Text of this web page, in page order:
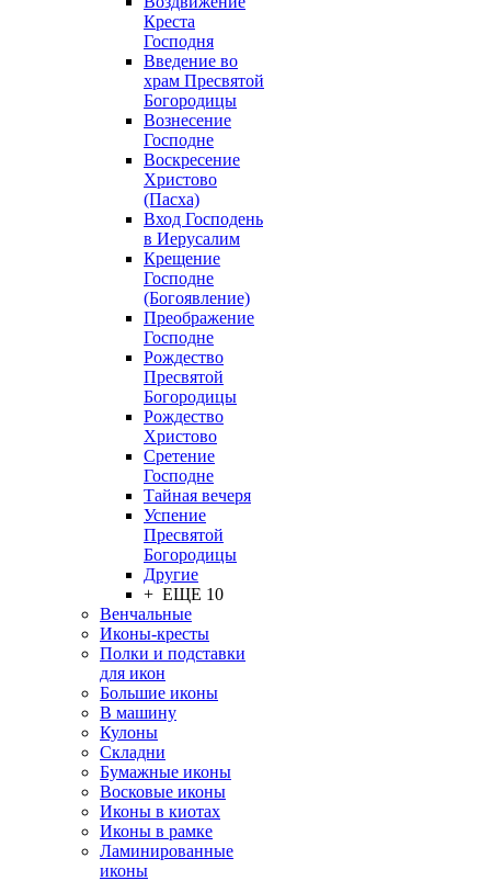
Креста
Господня
Введение во
храм Пресвятой
Богородицы
Вознесение
Господне
Воскресение
Христово
(Пасха)
Вход Господень
в Иерусалим
Крещение
Господне
(Богоявление)
Преображение
Господне
Рождество
Пресвятой
Богородицы
Рождество
Христово
Сретение
Господне
Тайная вечеря
Успение
Пресвятой
Богородицы
Другие
+ ЕЩЕ 10
Венчальные
Иконы-кресты
Полки и подставки
для икон
Большие иконы
В машину
Кулоны
Складни
Бумажные иконы
Восковые иконы
Иконы в киотах
Иконы в рамке
Ламинированные
иконы